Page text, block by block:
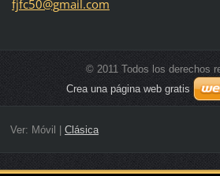
fjfc50@gmail.com
© 2011 Todos los derechos
Crea una página web gratis
Ver: Móvil Clásica